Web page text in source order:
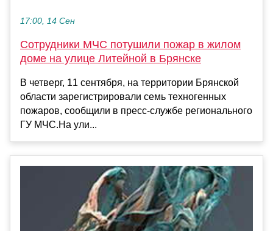
17:00, 14 Сен
Сотрудники МЧС потушили пожар в жилом
доме на улице Литейной в Брянске
В четверг, 11 сентября, на территории Брянской
области зарегистрировали семь техногенных
пожаров, сообщили в пресс-службе регионального
ГУ МЧС.На ули...